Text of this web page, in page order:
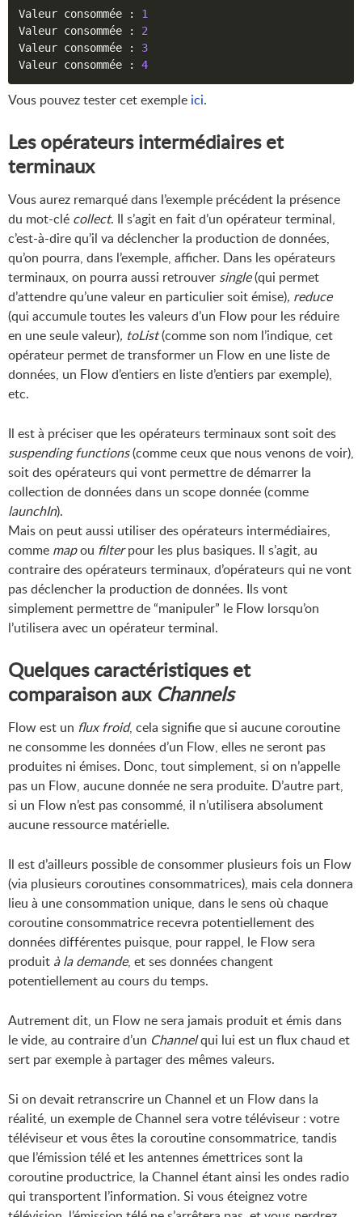
Valeur consommée :
1
Valeur consommée
:
2
Valeur consommée
:
3
Valeur consommée
: 4
Vous pouvez tester cet exemple ici.
Les opérateurs intermédiaires et
terminaux
Vous aurez remarqué dans l’exemple précédent la présence
du mot-clé collect. Il s’agit en fait d’un opérateur terminal,
c’est-à-dire qu’il va déclencher la production de données,
qu’on pourra, dans l’exemple, afficher. Dans les opérateurs
terminaux, on pourra aussi retrouver single(qui permet
d’attendre qu’une valeur en particulier soit émise), reduce
(qui accumule toutes les valeurs d’un Flow pour les réduire
en une seule valeur), toList(comme son nom l’indique, cet
opérateur permet de transformer un Flow en une liste de
données, un Flow d’entiers en liste d’entiers par exemple),
etc.
Il est à préciser que les opérateurs terminaux sont soit des
suspending functions(comme ceux que nous venons de voir),
soit des opérateurs qui vont permettre de démarrer la
collection de données dans un scope donnée (comme
launchIn).
Mais on peut aussi utiliser des opérateurs intermédiaires,
comme mapou filterpour les plus basiques. Il s’agit, au
contraire des opérateurs terminaux, d’opérateurs qui ne vont
pas déclencher la production de données. Ils vont
simplement permettre de “manipuler” le Flow lorsqu’on
l’utilisera avec un opérateur terminal.
Quelques caractéristiques et
comparaison aux Channels
Flow est un flux froid, cela signifie que si aucune coroutine
ne consomme les données d’un Flow, elles ne seront pas
produites ni émises. Donc, tout simplement, si on n’appelle
pas un Flow, aucune donnée ne sera produite. D’autre part,
si un Flow n’est pas consommé, il n’utilisera absolument
aucune ressource matérielle.
Il est d’ailleurs possible de consommer plusieurs fois un Flow
(via plusieurs coroutines consommatrices), mais cela donnera
lieu à une consommation unique, dans le sens où chaque
coroutine consommatrice recevra potentiellement des
données différentes puisque, pour rappel, le Flow sera
produit à la demande, et ses données changent
potentiellement au cours du temps.
Autrement dit, un Flow ne sera jamais produit et émis dans
le vide, au contraire d’un Channelqui lui est un flux chaud et
sert par exemple à partager des mêmes valeurs.
Si on devait retranscrire un Channel et un Flow dans la
réalité, un exemple de Channel sera votre téléviseur : votre
téléviseur et vous êtes la coroutine consommatrice, tandis
que l’émission télé et les antennes émettrices sont la
coroutine productrice, la Channel étant ainsi les ondes radio
qui transportent l’information. Si vous éteignez votre